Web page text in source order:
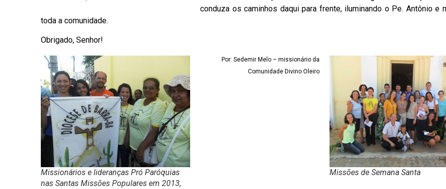
conduza os caminhos daqui para frente, iluminando o Pe. Antônio e
toda a comunidade.
Obrigado, Senhor!
Missões de Semana Santa
Missionários e lideranças Pró Paróquias
nas Santas Missões Populares em 2013,
Por: Sedemir Melo – missionário da
Comunidade Divino Oleiro